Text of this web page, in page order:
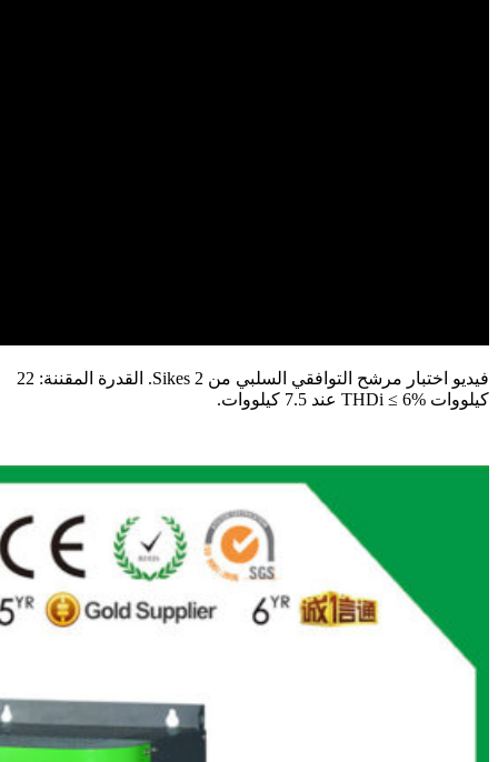
فيديو اختبار مرشح التوافقي السلبي من Sikes 2. القدرة المقننة: 22
كيلووات THDi ≤ 6% عند 7.5 كيلووات.